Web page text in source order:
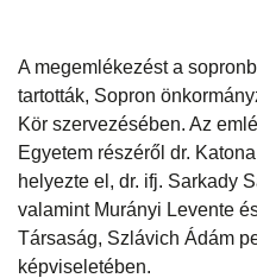
A megemlékezést a
tartották, Sopron
Kör szervezésében. Az
Egyetem részéről dr.
helyezte el, dr. ifj. Sarkady
valamint Murányi Levente
Társaság, Szlávich Ádám
képviseletében.